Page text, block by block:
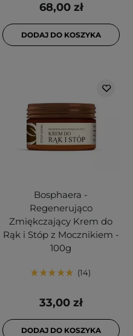
68,00 zł
DODAJ DO KOSZYKA
Bosphaera -
Regenerująco
Zmiękczający Krem do
Rąk i Stóp z Mocznikiem -
100g
14
33,00 zł
DODAJ DO KOSZYKA